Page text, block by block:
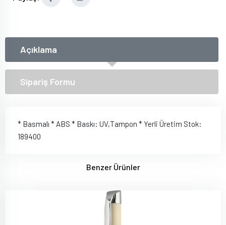
Açıklama
Sipariş Formu
* Basmalı * ABS * Baskı: UV,Tampon * Yerli Üretim Stok:
189400
Benzer Ürünler